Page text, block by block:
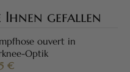
Ihnen gefallen
ouvert in
Optik
€